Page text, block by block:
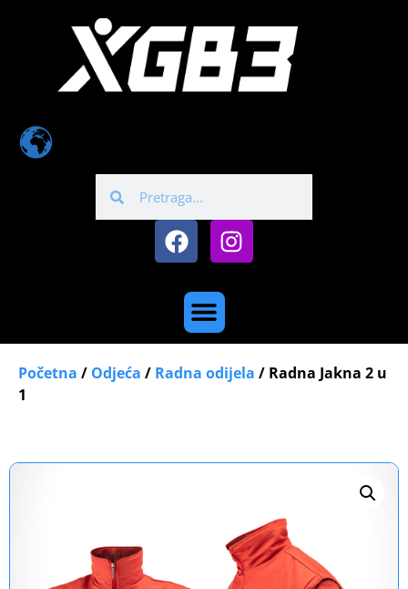
Početna / Odjeća / Radna odijela / Radna Jakna 2 u
1